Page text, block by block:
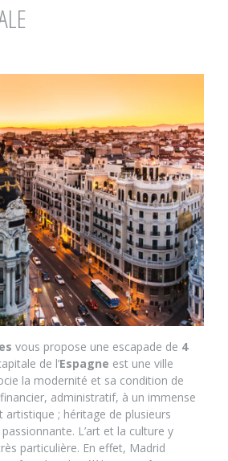
vous propose une escapade de 4
de l’Espagne est une ville
la modernité et sa condition de
administratif, à un immense
; héritage de plusieurs
L’art et la culture y
particulière. En effet, Madrid